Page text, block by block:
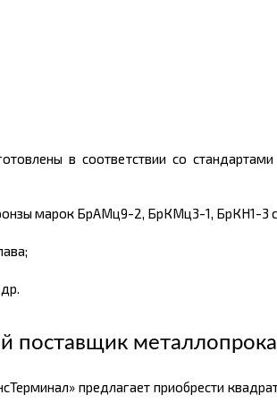
в соответствии со
марок БрАМц9-2, БрКМц3-1, БрКН1-3
поставщик
предлагает приобрести